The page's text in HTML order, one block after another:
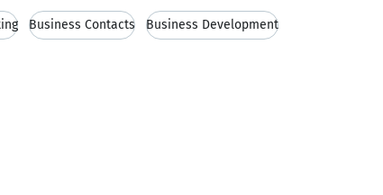
Business Contacts Business Development